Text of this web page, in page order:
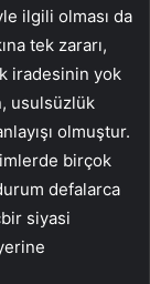
ilgili olması da
tek zararı,
iradesinin yok
usulsüzlük
olmuştur.
birçok
defalarca
siyasi